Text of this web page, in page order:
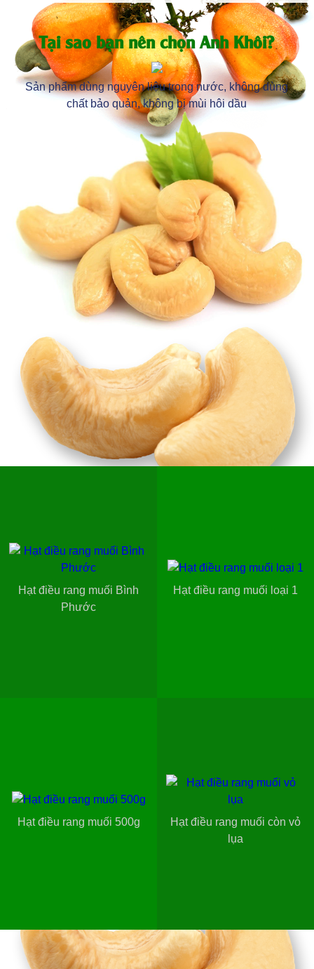
Tại sao bạn nên chọn Anh Khôi?
Sản phẩm dùng nguyên liệu trong nước, không dùng
chất bảo quản, không bị mùi hôi dầu
Hạt điều rang muối Bình
Phước
Hạt điều rang muối loại 1
Hạt điều rang muối 500g
Hạt điều rang muối còn vỏ
lụa